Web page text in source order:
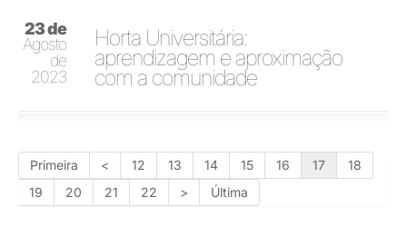
23 de
Agosto
de
2023
Horta Universitária:
aprendizagem e aproximação
com a comunidade
Primeira < 12 13 14 15 16 17
18
19
20 21 22 > Última